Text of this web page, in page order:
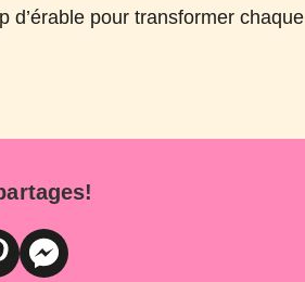
d’érable pour transformer chaque